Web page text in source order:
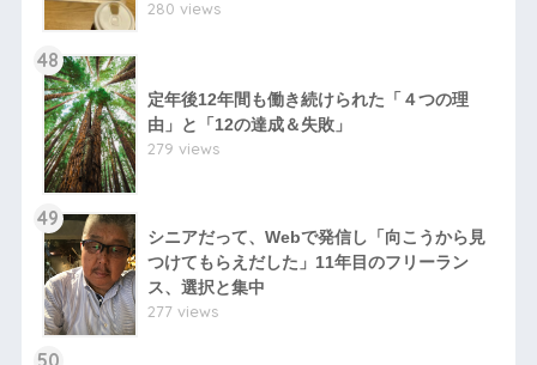
280 views
48
定年後12年間も働き続けられた「４つの理
由」と「12の達成＆失敗」
279 views
49
シニアだって、Webで発信し「向こうから見
つけてもらえだした」11年目のフリーラン
ス、選択と集中
277 views
50